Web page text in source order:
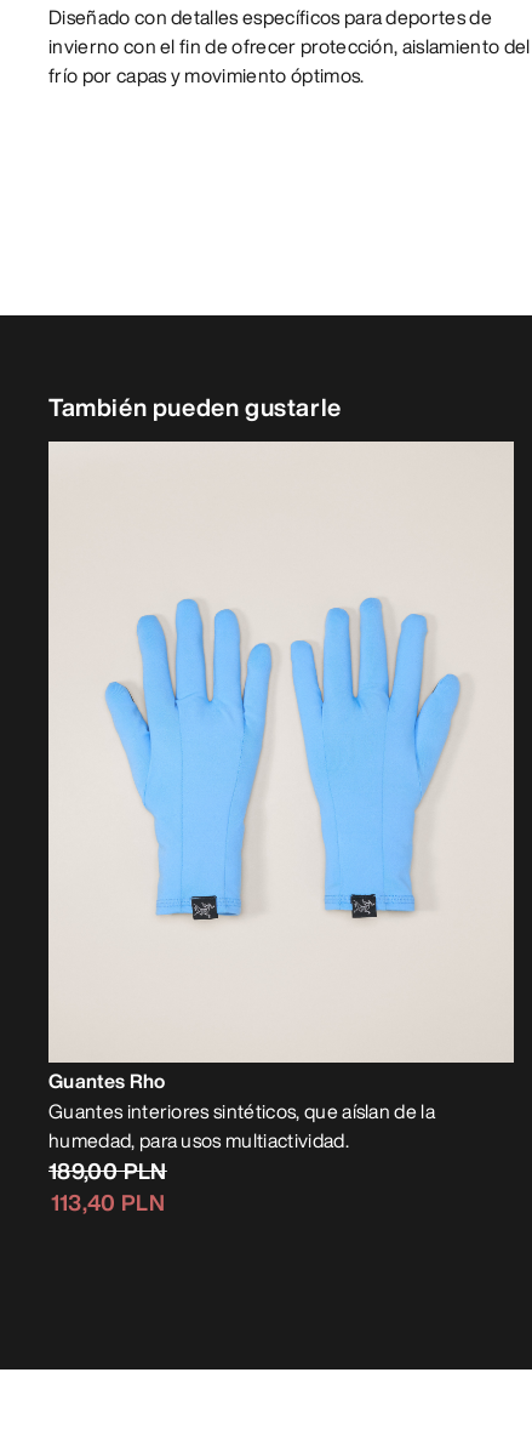
Diseñado con detalles específicos para deportes de
invierno con el fin de ofrecer protección, aislamiento del
frío por capas y movimiento óptimos.
También pueden gustarle
Guantes Rho
Guantes interiores sintéticos, que aíslan de la
humedad, para usos multiactividad.
189,00 PLN
113,40 PLN